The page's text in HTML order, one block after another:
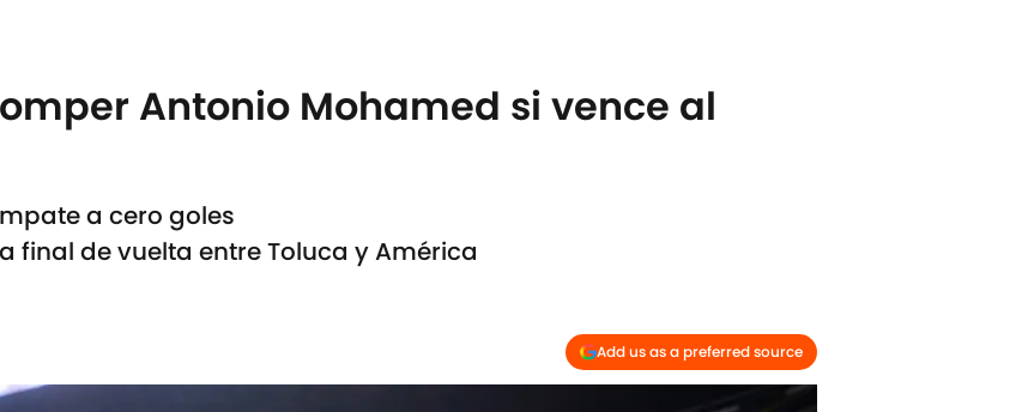
Antonio Mohamed si vence al
a cero goles
final de vuelta entre Toluca y América
Add us as a preferred source